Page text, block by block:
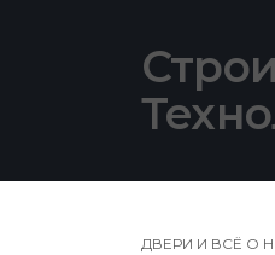
ДВЕРИ И ВСЁ О